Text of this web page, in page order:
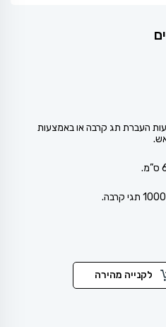
העברת תג קרבה או באמצעות
לקנייה מהירה